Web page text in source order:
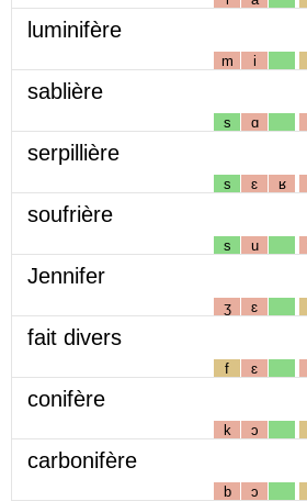
luminifère
m i
sablière
s ɑ
serpillière
s ɛ ʁ
soufrière
s u
Jennifer
ʒ ɛ
fait divers
f ɛ
conifère
k ɔ
carbonifère
b ɔ